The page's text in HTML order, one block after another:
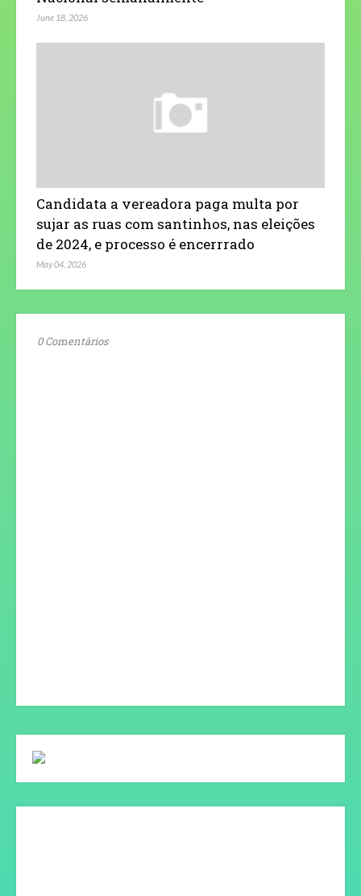
June 18, 2026
Candidata a vereadora paga multa por
sujar as ruas com santinhos, nas eleições
de 2024, e processo é encerrrado
May 04, 2026
0 Comentários